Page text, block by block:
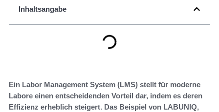
Inhaltsangabe
Ein Labor Management System (LMS) stellt für moderne
Labore einen entscheidenden Vorteil dar, indem es deren
Effizienz erheblich steigert. Das Beispiel von LABUNIQ,